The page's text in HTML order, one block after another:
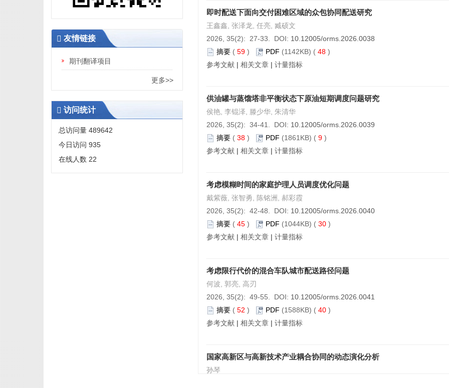
友情链接
期刊翻译项目
更多>>
访问统计
总访问量 489642
今日访问 935
在线人数 22
即时配送下面向交付困难区域的众包协同配送研究
王鑫鑫, 张泽龙, 任亮, 臧硕文
2026, 35(2): 27-33. DOI: 10.12005/orms.2026.0038
摘要( 59 ) PDF (1142KB) ( 48 )
参考文献| 相关文章| 计量指标
供油罐与蒸馏塔非平衡状态下原油短期调度问题研究
侯艳, 李锟泽, 滕少华, 朱清华
2026, 35(2): 34-41. DOI: 10.12005/orms.2026.0039
摘要( 38 ) PDF (1861KB) ( 9 )
参考文献| 相关文章| 计量指标
考虑模糊时间的家庭护理人员调度优化问题
戴紫薇, 张智勇, 陈铭洲, 郝彩霞
2026, 35(2): 42-48. DOI: 10.12005/orms.2026.0040
摘要( 45 ) PDF (1044KB) ( 30 )
参考文献| 相关文章| 计量指标
考虑限行代价的混合车队城市配送路径问题
何波, 郭亮, 高刃
2026, 35(2): 49-55. DOI: 10.12005/orms.2026.0041
摘要( 52 ) PDF (1588KB) ( 40 )
参考文献| 相关文章| 计量指标
国家高新区与高新技术产业耦合协同的动态演化分析
孙琴